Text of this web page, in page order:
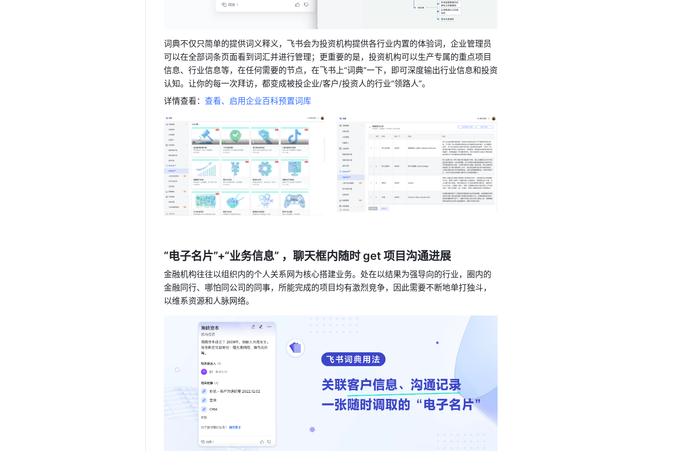
词典不仅只简单的提供词义释义，飞书会为投资机构提供各行业内置的体验词，企业管理员
可以在全部词条页面看到词汇并进行管理；更重要的是，投资机构可以生产专属的重点项目
信息、行业信息等，在任何需要的节点，在飞书上“词典”一下，即可深度输出行业信息和投资
认知。让你的每一次拜访，都变成被投企业/客户/投资人的行业“领路人”。
详情查看： 查看、启用企业百科预置词库
“电子名片”+“业务信息” ，聊天框内随时 get 项目沟通进展
金融机构往往以组织内的个人关系网为核心搭建业务。处在以结果为强导向的行业，圈内的
金融同行、哪怕同公司的同事，所能完成的项目均有激烈竞争，因此需要不断地单打独斗，
以维系资源和人脉网络。